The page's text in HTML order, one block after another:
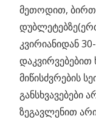
მეთოდით,
კვირიანიდან
დაკვირვებებით
მიწისძვრების
განსხვავებები
ზეგავლენით